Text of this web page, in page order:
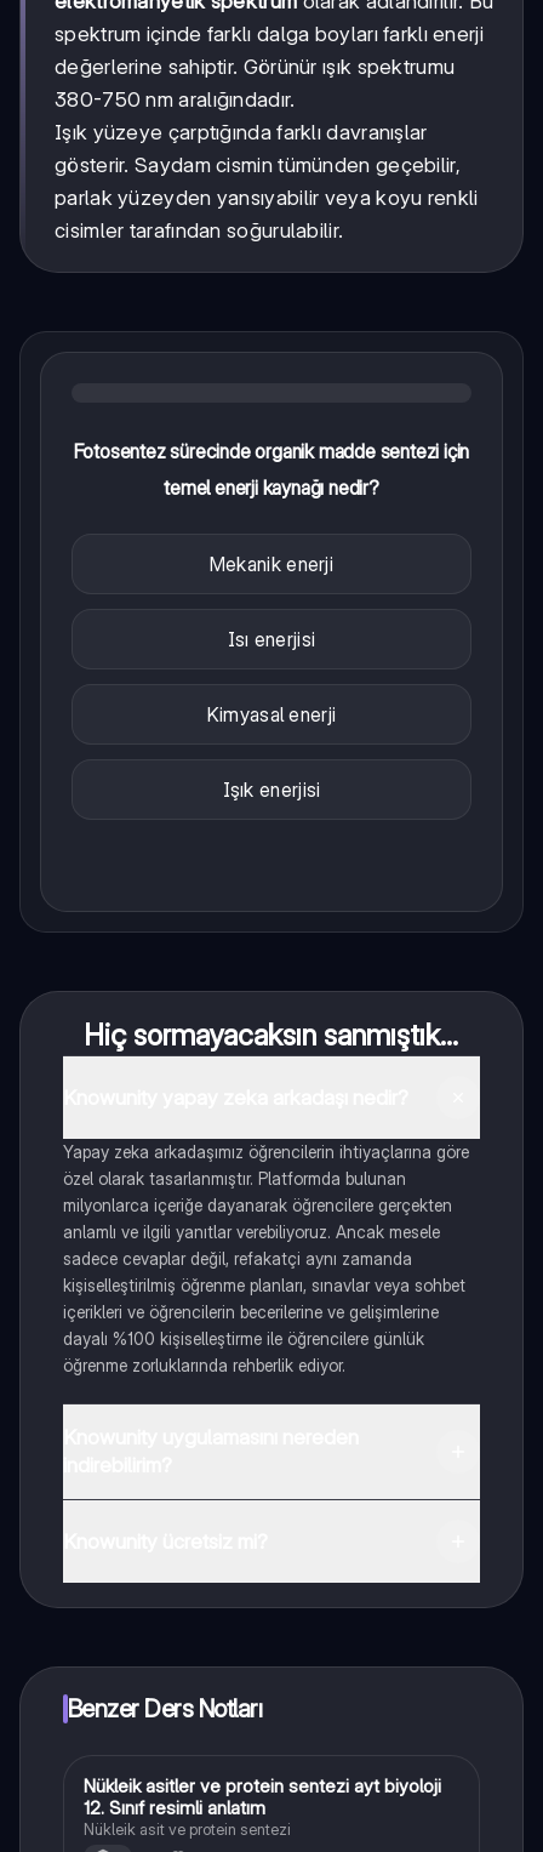
spektrum içinde farklı dalga boyları farklı enerji
değerlerine sahiptir. Görünür ışık spektrumu
380-750 nm aralığındadır.
Işık yüzeye çarptığında farklı davranışlar
gösterir. Saydam cismin tümünden geçebilir,
parlak yüzeyden yansıyabilir veya koyu renkli
cisimler tarafından soğurulabilir.
Fotosentez sürecinde organik madde sentezi için
temel enerji kaynağı nedir?
Mekanik enerji
Isı enerjisi
Kimyasal enerji
Işık enerjisi
Hiç sormayacaksın sanmıştık...
Yapay zeka arkadaşımız öğrencilerin ihtiyaçlarına göre
özel olarak tasarlanmıştır. Platformda bulunan
milyonlarca içeriğe dayanarak öğrencilere gerçekten
anlamlı ve ilgili yanıtlar verebiliyoruz. Ancak mesele
sadece cevaplar değil, refakatçi aynı zamanda
kişiselleştirilmiş öğrenme planları, sınavlar veya sohbet
içerikleri ve öğrencilerin becerilerine ve gelişimlerine
dayalı %100 kişiselleştirme ile öğrencilere günlük
öğrenme zorluklarında rehberlik ediyor.
Benzer Ders Notları
Biyoloji
Nükleik asitler ve protein sentezi ayt biyoloji
12. Sınıf resimli anlatım
Nükleik asit ve protein sentezi